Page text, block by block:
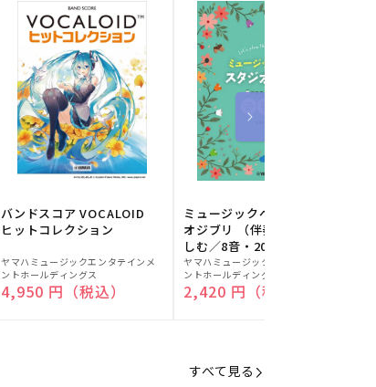
バンドスコア VOCALOID
ヒットコレクション
販
売
元:
ヤマハミュージックエンタテインメ
ントホールディングス
通常価格
4,950 円（税込）
ミュージックベルでスタジ
オジブリ （伴奏音源と楽
しむ／8音・20音ベル対応
／ドレミふりがな付）
販
売
元:
ヤマハミュージックエンタテインメ
ントホールディングス
通常価格
2,420 円（税込）
すべて見る